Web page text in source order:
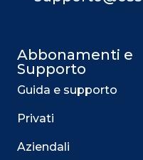
Abbonamenti e
Supporto
Guida e supporto
Privati
Aziendali